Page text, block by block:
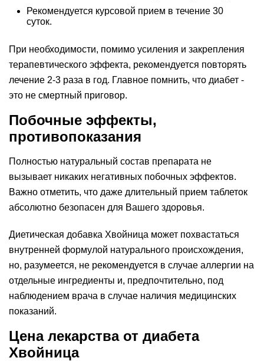
Рекомендуется курсовой прием в течение 30
суток.
При необходимости, помимо усиления и закрепления
терапевтического эффекта, рекомендуется повторять
лечение 2-3 раза в год. Главное помнить, что диабет -
это не смертный приговор.
Побочные эффекты,
противопоказания
Полностью натуральный состав препарата не
вызывает никаких негативных побочных эффектов.
Важно отметить, что даже длительный прием таблеток
абсолютно безопасен для Вашего здоровья.
Диетическая добавка Хвойница может похвастаться
внутренней формулой натурального происхождения,
но, разумеется, не рекомендуется в случае аллергии на
отдельные ингредиенты и, предпочтительно, под
наблюдением врача в случае наличия медицинских
показаний.
Цена лекарства от диабета
Хвойница